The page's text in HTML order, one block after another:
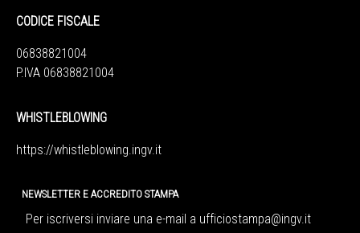
CODICE FISCALE
06838821004
P.IVA 06838821004
WHISTLEBLOWING
https://whistleblowing.ingv.it
NEWSLETTER E ACCREDITO STAMPA
Per iscriversi inviare una e-mail a ufficiostampa@ingv.it